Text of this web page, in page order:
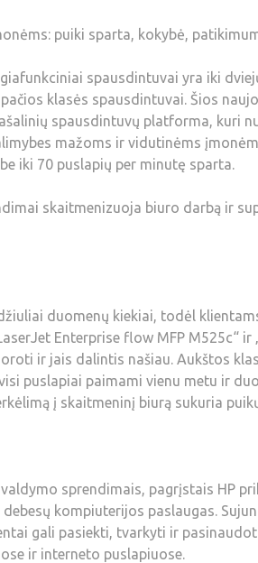
puiki sparta, kokybė,
spausdintuvai yra iki
klasės spausdintuvai. Šios
spausdintuvų platforma, kuri
mažoms ir vidutinėms
iki 70 puslapių per minutę sparta.
skaitmenizuoja biuro darbą ir
duomenų kiekiai, todėl
Enterprise flow MFP M525c“ ir
ir jais dalintis našiau. Aukštos
puslapiai paimami vienu metu ir
į skaitmeninį biurą sukuria
sprendimais, pagrįstais HP
kompiuterijos paslaugas.
gali pasiekti, tvarkyti ir
ir interneto puslapiuose.